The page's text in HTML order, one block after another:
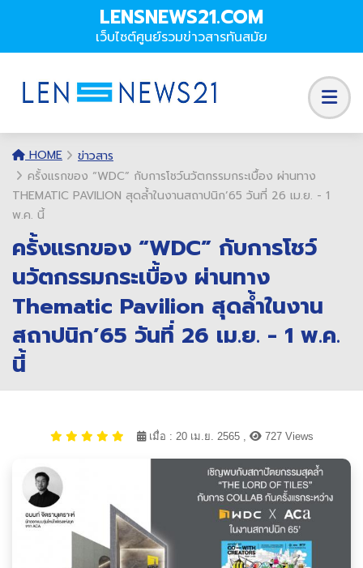
LENSNEWS21.COM
เว็บไซต์ศูนย์รวมข่าวสารทันสมัย
HOME
ข่าวสาร
ครั้งแรกของ “WDC” กับการโชว์นวัตกรรมกระเบื้อง ผ่านทาง
THEMATIC PAVILION สุดล้ำในงานสถาปนิก’65 วันที่ 26 เม.ย. - 1
พ.ค. นี้
ครั้งแรกของ “WDC” กับการโชว์
นวัตกรรมกระเบื้อง ผ่านทาง
Thematic Pavilion สุดล้ำในงาน
สถาปนิก’65 วันที่ 26 เม.ย. - 1 พ.ค.
นี้
เมื่อ : 20 เม.ย. 2565 , 727 Views